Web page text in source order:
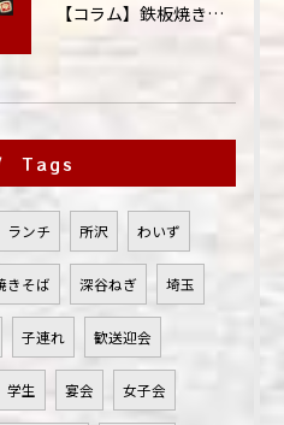
【コラム】鉄板焼きが"コミュニケーション飯"と呼ばれる理由
Tags
ランチ 所沢 わいず
きそば 深谷ねぎ 埼玉
子連れ 歓送迎会
学生 宴会 女子会